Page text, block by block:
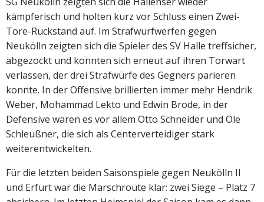
kämpferisch und holten kurz vor Schluss einen Zwei-
Tore-Rückstand auf. Im Strafwurfwerfen gegen
Neukölln zeigten sich die Spieler des SV Halle treffsicher,
abgezockt und konnten sich erneut auf ihren Torwart
verlassen, der drei Strafwürfe des Gegners parieren
konnte. In der Offensive brillierten immer mehr Hendrik
Weber, Mohammad Lekto und Edwin Brode, in der
Defensive waren es vor allem Otto Schneider und Ole
Schleußner, die sich als Centerverteidiger stark
weiterentwickelten.
Für die letzten beiden Saisonspiele gegen Neukölln II
und Erfurt war die Marschroute klar: zwei Siege – Platz 7